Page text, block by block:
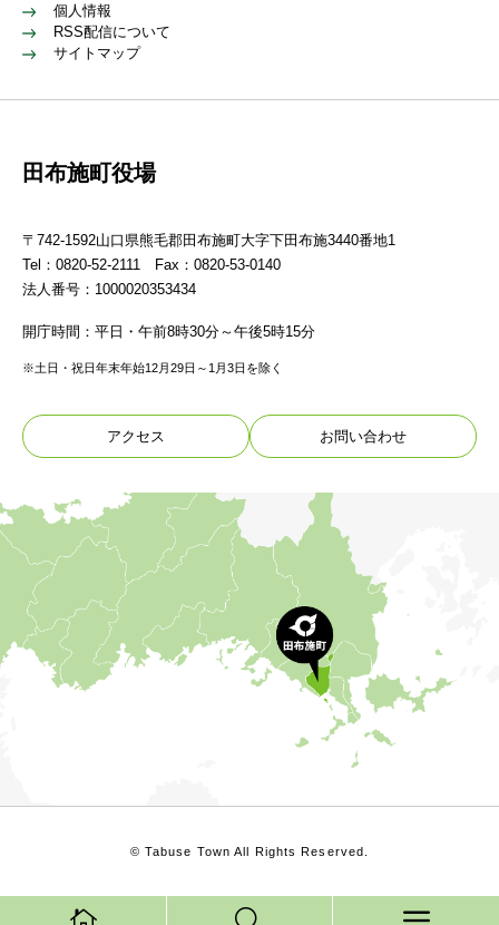
個人情報
RSS配信について
サイトマップ
田布施町役場
〒742-1592山口県熊毛郡田布施町大字下田布施3440番地1
Tel：0820-52-2111 Fax：0820-53-0140
法人番号：1000020353434
開庁時間：平日・午前8時30分～午後5時15分
※土日・祝日年末年始12月29日～1月3日を除く
アクセス お問い合わせ
© Tabuse Town All Rights Reserved.